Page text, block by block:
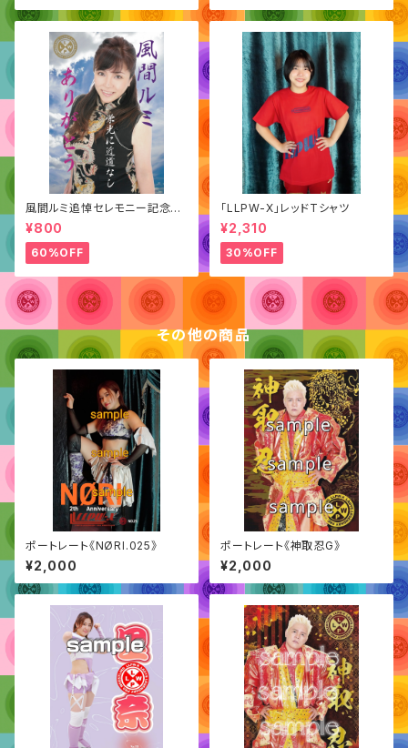
風間ルミ追悼セレモニー記念
「ポートレート」
¥800
60%OFF
「LLPW-X」レッドTシャツ
¥2,310
30%OFF
その他の商品
ポートレート《NØRI.025》
¥2,000
ポートレート《神取忍G》
¥2,000